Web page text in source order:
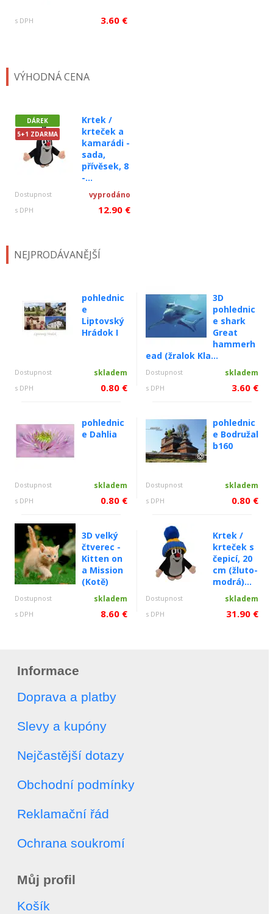
VÝHODNÁ CENA
DÁREK
5+1 ZDARMA
Krtek /
krteček a
kamarádi -
sada,
přívěsek, 8
-...
Dostupnost vyprodáno
s DPH 12.90 €
s DPH 3.60 €
NEJPRODÁVANĚJŠÍ
pohlednic
e
Liptovský
Hrádok I
Dostupnost skladem
s DPH 0.80 €
3D
pohlednic
e shark
Great
hammerh
ead (žralok Kla...
Dostupnost skladem
s DPH 3.60 €
pohlednic
e Dahlia
Dostupnost skladem
s DPH 0.80 €
pohlednic
e Bodružal
b160
Dostupnost skladem
s DPH 0.80 €
3D velký
čtverec -
Kitten on
a Mission
(Kotě)
Dostupnost skladem
s DPH 8.60 €
Krtek /
krteček s
čepicí, 20
cm (žluto-
modrá)...
Dostupnost skladem
s DPH 31.90 €
Informace
Doprava a platby
Slevy a kupóny
Nejčastější dotazy
Obchodní podmínky
Reklamační řád
Ochrana soukromí
Můj profil
Košík